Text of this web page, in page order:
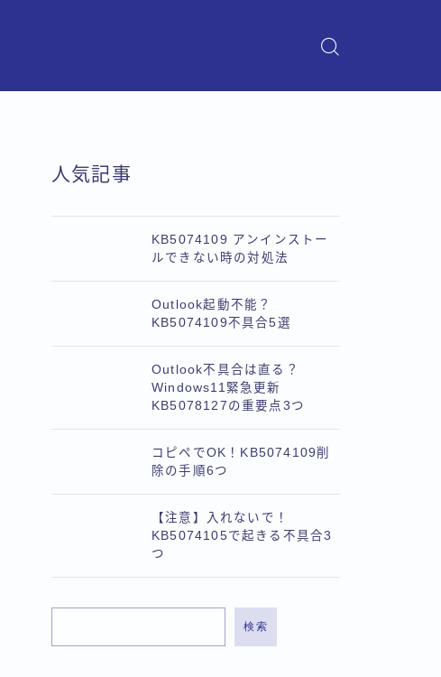
人気記事
KB5074109 アンインストー
ルできない時の対処法
Outlook起動不能？
KB5074109不具合5選
Outlook不具合は直る？
Windows11緊急更新
KB5078127の重要点3つ
コピペでOK！KB5074109削
除の手順6つ
【注意】入れないで！
KB5074105で起きる不具合3
つ
検索